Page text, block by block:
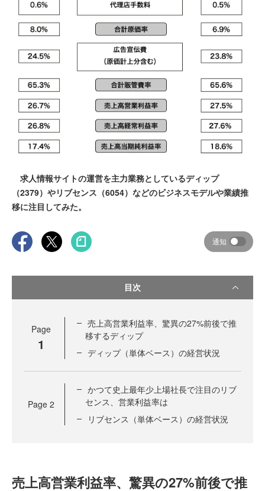
求人情報サイトの運営を主力業務としているディップ
（2379）やリブセンス（6054）などのビジネスモデルや業績推
移に注目してみた。
通知
目次
Page
1
売上高営業利益率、驚異の27%前後で推
移するディップ
ディップ（単体ベース）の経営状況
Page 2
かつて史上最年少上場社長で注目のリブ
センス、営業利益率は
リブセンス（単体ベース）の経営状況
売上高営業利益率、驚異の27%前後で推